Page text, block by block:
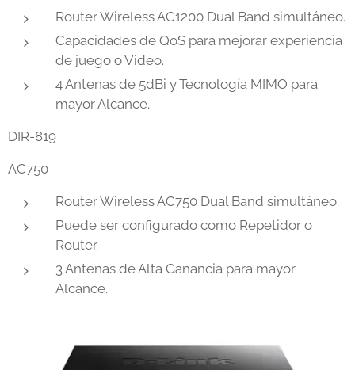
Router Wireless AC1200 Dual Band simultáneo.
Capacidades de QoS para mejorar experiencia
de juego o Video.
4 Antenas de 5dBi y Tecnología MIMO para
mayor Alcance.
DIR-819
AC750
Router Wireless AC750 Dual Band simultáneo.
Puede ser configurado como Repetidor o
Router.
3 Antenas de Alta Ganancia para mayor
Alcance.